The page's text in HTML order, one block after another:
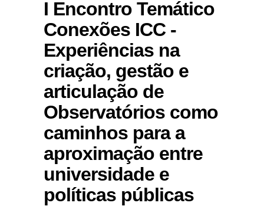
I Encontro Temático
Conexões ICC -
Experiências na
criação, gestão e
articulação de
Observatórios como
caminhos para a
aproximação entre
universidade e
políticas públicas